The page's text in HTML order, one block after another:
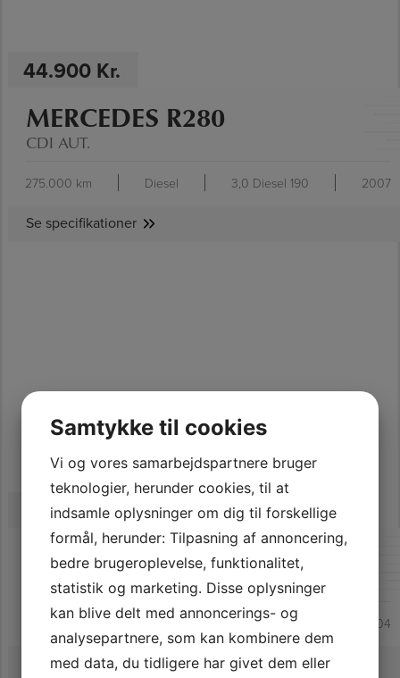
44.900 Kr.
MERCEDES R280
CDI AUT.
275.000 km Diesel 3,0 Diesel 190 2007
Se specifikationer
149.900 Kr.
MERCEDES SLK200
KOMPRESSOR AUT.
152.000 km Benzin 1,8 Benzin 163 2004
Se specifikationer
Samtykke til cookies
Vi og vores samarbejdspartnere bruger
teknologier, herunder cookies, til at
indsamle oplysninger om dig til forskellige
formål, herunder: Tilpasning af annoncering,
bedre brugeroplevelse, funktionalitet,
statistik og marketing. Disse oplysninger
kan blive delt med annoncerings- og
analysepartnere, som kan kombinere dem
med data, du tidligere har givet dem eller